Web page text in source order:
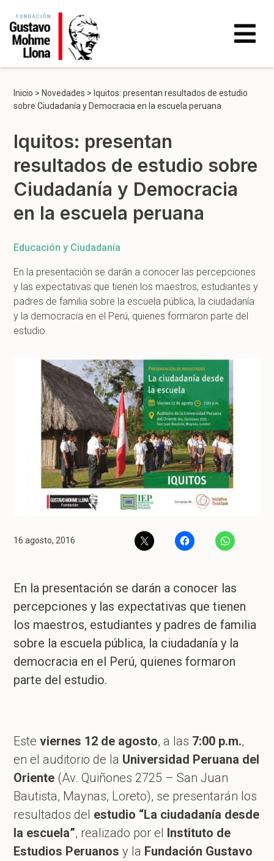
Inicio > Novedades > Iquitos: presentan resultados de estudio
sobre Ciudadanía y Democracia en la escuela peruana
Iquitos: presentan
resultados de estudio sobre
Ciudadanía y Democracia
en la escuela peruana
Educación y Ciudadanía
En la presentación se darán a conocer las percepciones
y las expectativas que tienen los maestros, estudiantes y
padres de familia sobre la escuela pública, la ciudadanía
y la democracia en el Perú, quienes formaron parte del
estudio.
16 agosto, 2016
En la presentación se darán a conocer las
percepciones y las expectativas que tienen
los maestros, estudiantes y padres de familia
sobre la escuela pública, la ciudadanía y la
democracia en el Perú, quienes formaron
parte del estudio.
Esteviernes 12 de agosto, a las 7:00 p.m.,
en el auditorio de la Universidad Peruana del
Oriente (Av. Quiñones 2725 – San Juan
Bautista, Maynas, Loreto), se presentarán los
resultados del estudio “La ciudadanía desde
la escuela”, realizado por el Instituto de
Estudios Peruanos y la Fundación Gustavo